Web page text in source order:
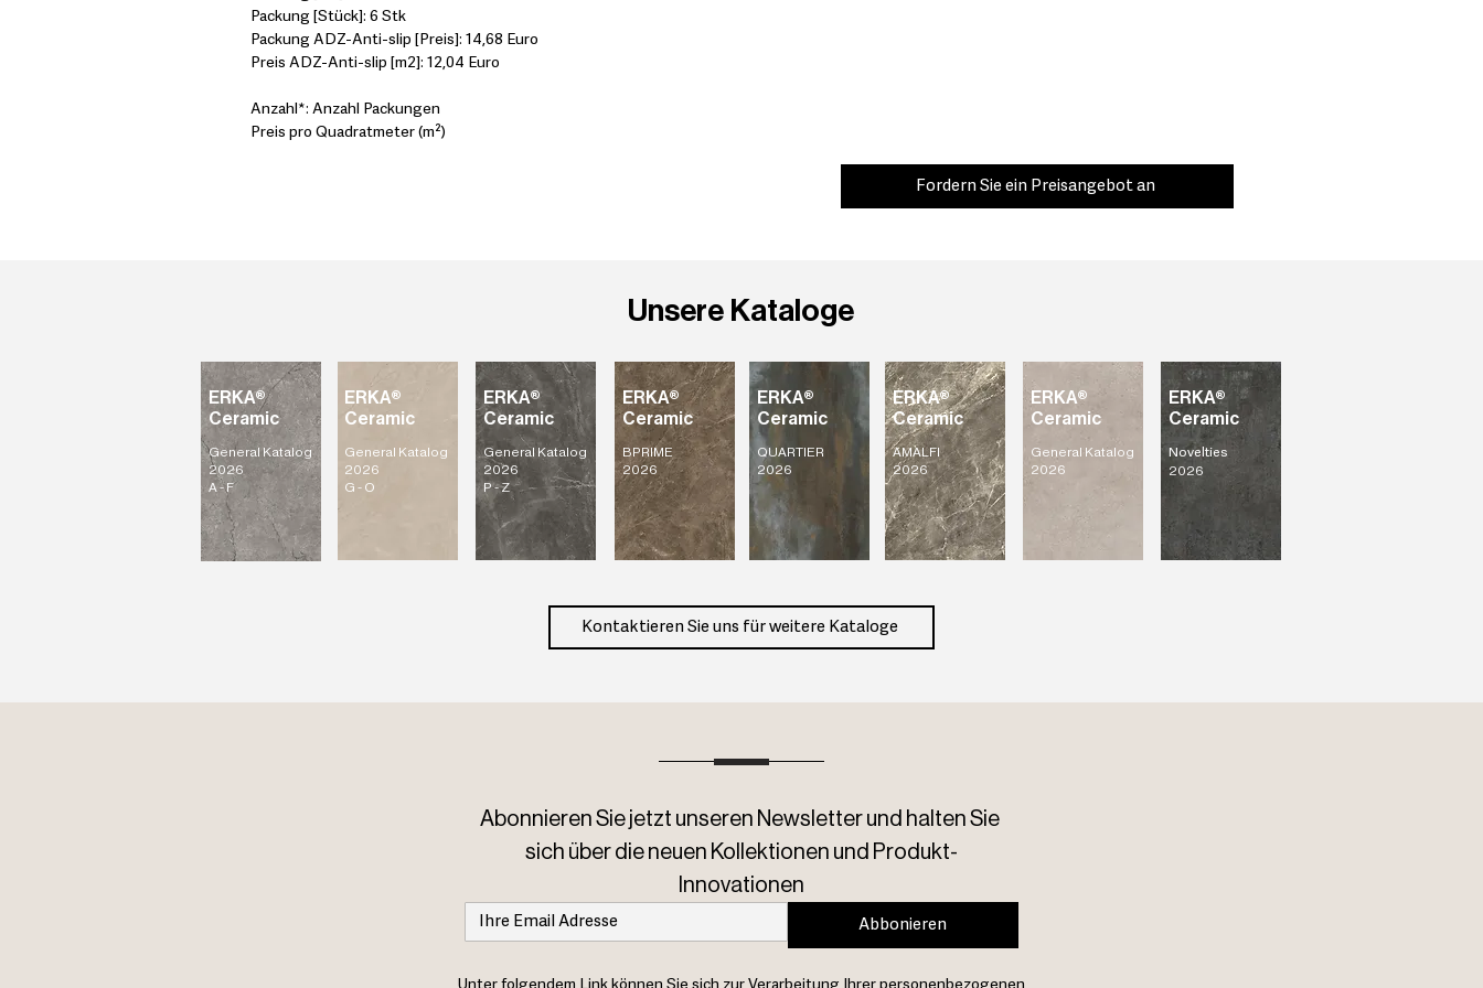
Packung [Stück]: 6 Stk
Packung ADZ-Anti-slip [Preis]: 14,68 Euro
Preis ADZ-Anti-slip [m2]: 12,04 Euro
Anzahl*: Anzahl Packungen
Preis pro Quadratmeter (m²)
Fordern Sie ein Preisangebot an
Unsere Kataloge
ERKA®
Ceramic
General Katalog
2026
G - O
ERKA®
Ceramic
General Katalog
2026
A - F
ERKA®
Ceramic
General Katalog
2026
P - Z
ERKA®
Ceramic
AMALFI
2026
ERKA®
Ceramic
QUARTIER
2026
ERKA®
Ceramic
BPRIME
2026
ERKA®
Ceramic
General Katalog
2026
ERKA®
Ceramic
Novelties
2026
Kontaktieren Sie uns für weitere Kataloge
Abonnieren Sie jetzt unseren Newsletter und halten Sie
sich über die neuen Kollektionen und Produkt-
Innovationen
Abbonieren
Unter folgendem Link können Sie sich zur Verarbeitung Ihrer personenbezogenen